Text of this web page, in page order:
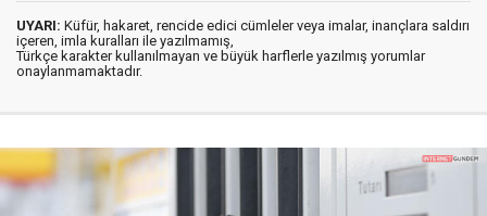
UYARI: Küfür, hakaret, rencide edici cümleler veya imalar, inançlara saldırı
içeren, imla kuralları ile yazılmamış,
Türkçe karakter kullanılmayan ve büyük harflerle yazılmış yorumlar
onaylanmamaktadır.